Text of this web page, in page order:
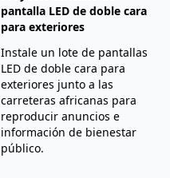
pantalla LED de doble cara
para exteriores
Instale un lote de pantallas
LED de doble cara para
exteriores junto a las
carreteras africanas para
reproducir anuncios e
información de bienestar
público.